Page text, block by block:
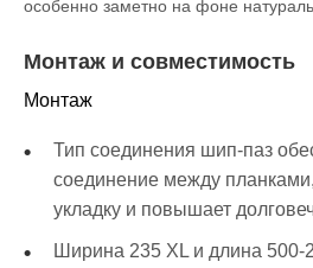
особенно заметно на фоне
Монтаж и совместимость
Монтаж
Тип соединения шип-паз
соединение между
укладку и повышает
Ширина 235 XL и длина 500-